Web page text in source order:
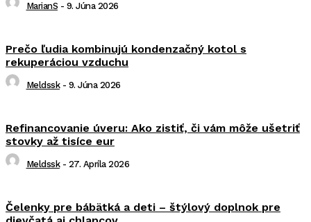
MarianS - 9. Júna 2026
Prečo ľudia kombinujú kondenzačný kotol s
rekuperáciou vzduchu
Meldssk - 9. Júna 2026
Refinancovanie úveru: Ako zistiť, či vám môže ušetriť
stovky až tisíce eur
Meldssk - 27. Apríla 2026
Čelenky pre bábätká a deti – štýlový doplnok pre